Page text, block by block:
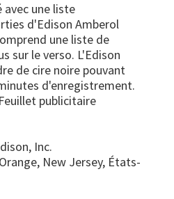
avec une liste
d'Edison Amberol
une liste de
sur le verso. L'Edison
de cire noire pouvant
d'enregistrement.
feuillet publicitaire
Inc.
Orange, New Jersey, États-